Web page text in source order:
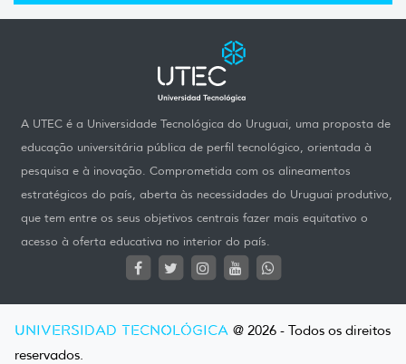
A UTEC é a Universidade Tecnológica do Uruguai, uma proposta de
educação universitária pública de perfil tecnológico, orientada à
pesquisa e à inovação. Comprometida com os alineamentos
estratégicos do país, aberta às necessidades do Uruguai produtivo,
que tem entre os seus objetivos centrais fazer mais equitativo o
acesso à oferta educativa no interior do país.
UNIVERSIDAD TECNOLÓGICA @ 2026 - Todos os direitos
reservados.